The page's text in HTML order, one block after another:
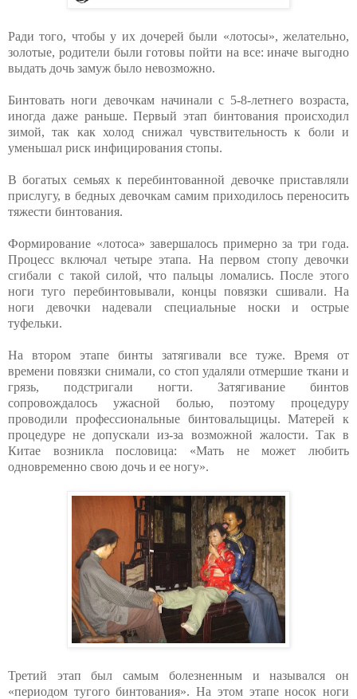
Ради того, чтобы у их дочерей были «лотосы», желательно,
золотые, родители были готовы пойти на все: иначе выгодно
выдать дочь замуж было невозможно.
Бинтовать ноги девочкам начинали с 5-8-летнего возраста,
иногда даже раньше. Первый этап бинтования происходил
зимой, так как холод снижал чувствительность к боли и
уменьшал риск инфицирования стопы.
В богатых семьях к перебинтованной девочке приставляли
прислугу, в бедных девочкам самим приходилось переносить
тяжести бинтования.
Формирование «лотоса» завершалось примерно за три года.
Процесс включал четыре этапа. На первом стопу девочки
сгибали с такой силой, что пальцы ломались. После этого
ноги туго перебинтовывали, концы повязки сшивали. На
ноги девочки надевали специальные носки и острые
туфельки.
На втором этапе бинты затягивали все туже. Время от
времени повязки снимали, со стоп удаляли отмершие ткани и
грязь, подстригали ногти. Затягивание бинтов
сопровождалось ужасной болью, поэтому процедуру
проводили профессиональные бинтовальщицы. Матерей к
процедуре не допускали из-за возможной жалости. Так в
Китае возникла пословица: «Мать не может любить
одновременно свою дочь и ее ногу».
Третий этап был самым болезненным и назывался он
«периодом тугого бинтования». На этом этапе носок ноги